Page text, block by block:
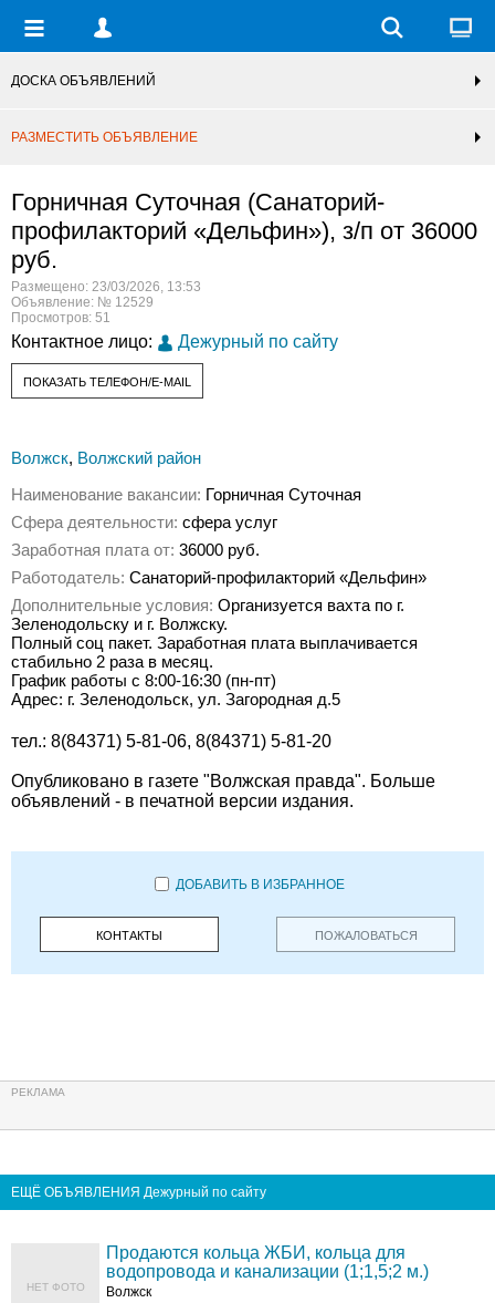
ДОСКА ОБЪЯВЛЕНИЙ
РАЗМЕСТИТЬ ОБЪЯВЛЕНИЕ
Горничная Суточная (Санаторий-
профилакторий «Дельфин»), з/п от 36000
руб.
Размещено: 23/03/2026, 13:53
Объявление: № 12529
Просмотров: 51
Контактное лицо: Дежурный по сайту
ПОКАЗАТЬ ТЕЛЕФОН/E-MAIL
Волжск, Волжский район
Наименование вакансии: Горничная Суточная
Сфера деятельности: сфера услуг
Заработная плата от: 36000 руб.
Работодатель: Санаторий-профилакторий «Дельфин»
Дополнительные условия: Организуется вахта по г.
Зеленодольску и г. Волжску.
Полный соц пакет. Заработная плата выплачивается
стабильно 2 раза в месяц.
График работы с 8:00-16:30 (пн-пт)
Адрес: г. Зеленодольск, ул. Загородная д.5
тел.: 8(84371) 5-81-06, 8(84371) 5-81-20
Опубликовано в газете "Волжская правда". Больше
объявлений - в печатной версии издания.
ДОБАВИТЬ В ИЗБРАННОЕ
КОНТАКТЫ ПОЖАЛОВАТЬСЯ
ЕЩЁ ОБЪЯВЛЕНИЯ Дежурный по сайту
НЕТ ФОТО
Продаются кольца ЖБИ, кольца для
водопровода и канализации (1;1,5;2 м.)
Волжск